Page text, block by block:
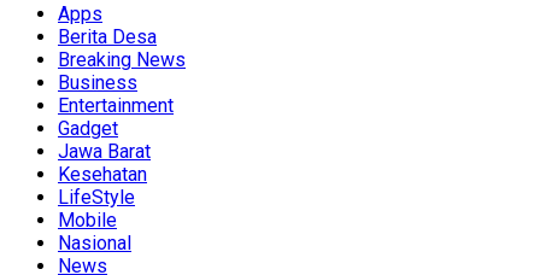
Apps
Berita Desa
Breaking News
Business
Entertainment
Gadget
Jawa Barat
Kesehatan
LifeStyle
Mobile
Nasional
News